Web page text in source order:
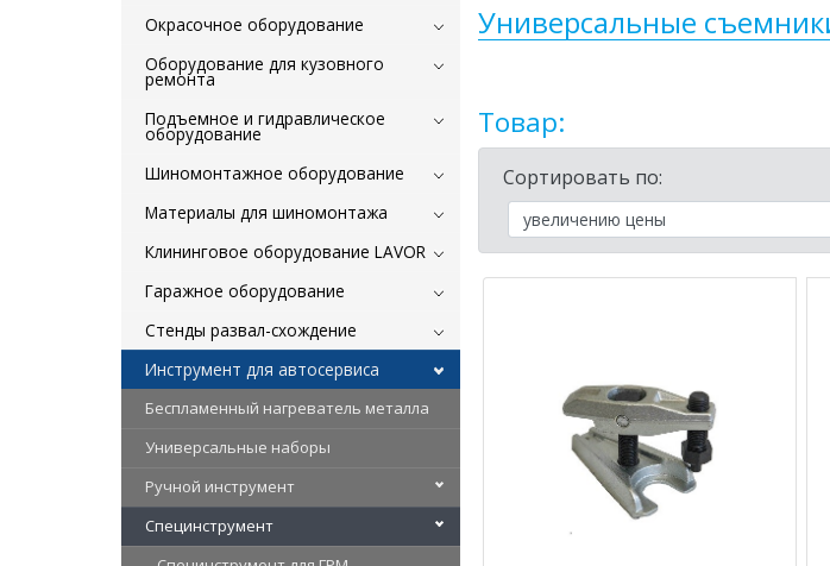
Окрасочное оборудование
Оборудование для кузовного
ремонта
Подъемное и гидравлическое
оборудование
Шиномонтажное оборудование
Материалы для шиномонтажа
Клининговое оборудование LAVOR
Гаражное оборудование
Стенды развал-схождение
Инструмент для автосервиса
Беспламенный нагреватель металла
Универсальные наборы
Ручной инструмент
Специнструмент
Универсальные
Товар:
Сортировать по: